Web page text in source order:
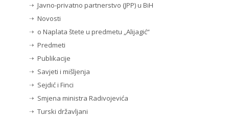
Javno-privatno partnerstvo (JPP) u BiH
Novosti
o Naplata štete u predmetu „Alijagić“
Predmeti
Publikacije
Savjeti i mišljenja
Sejdić i Finci
Smjena ministra Radivojevića
Turski državljani